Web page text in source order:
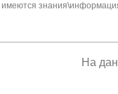
имеются
На